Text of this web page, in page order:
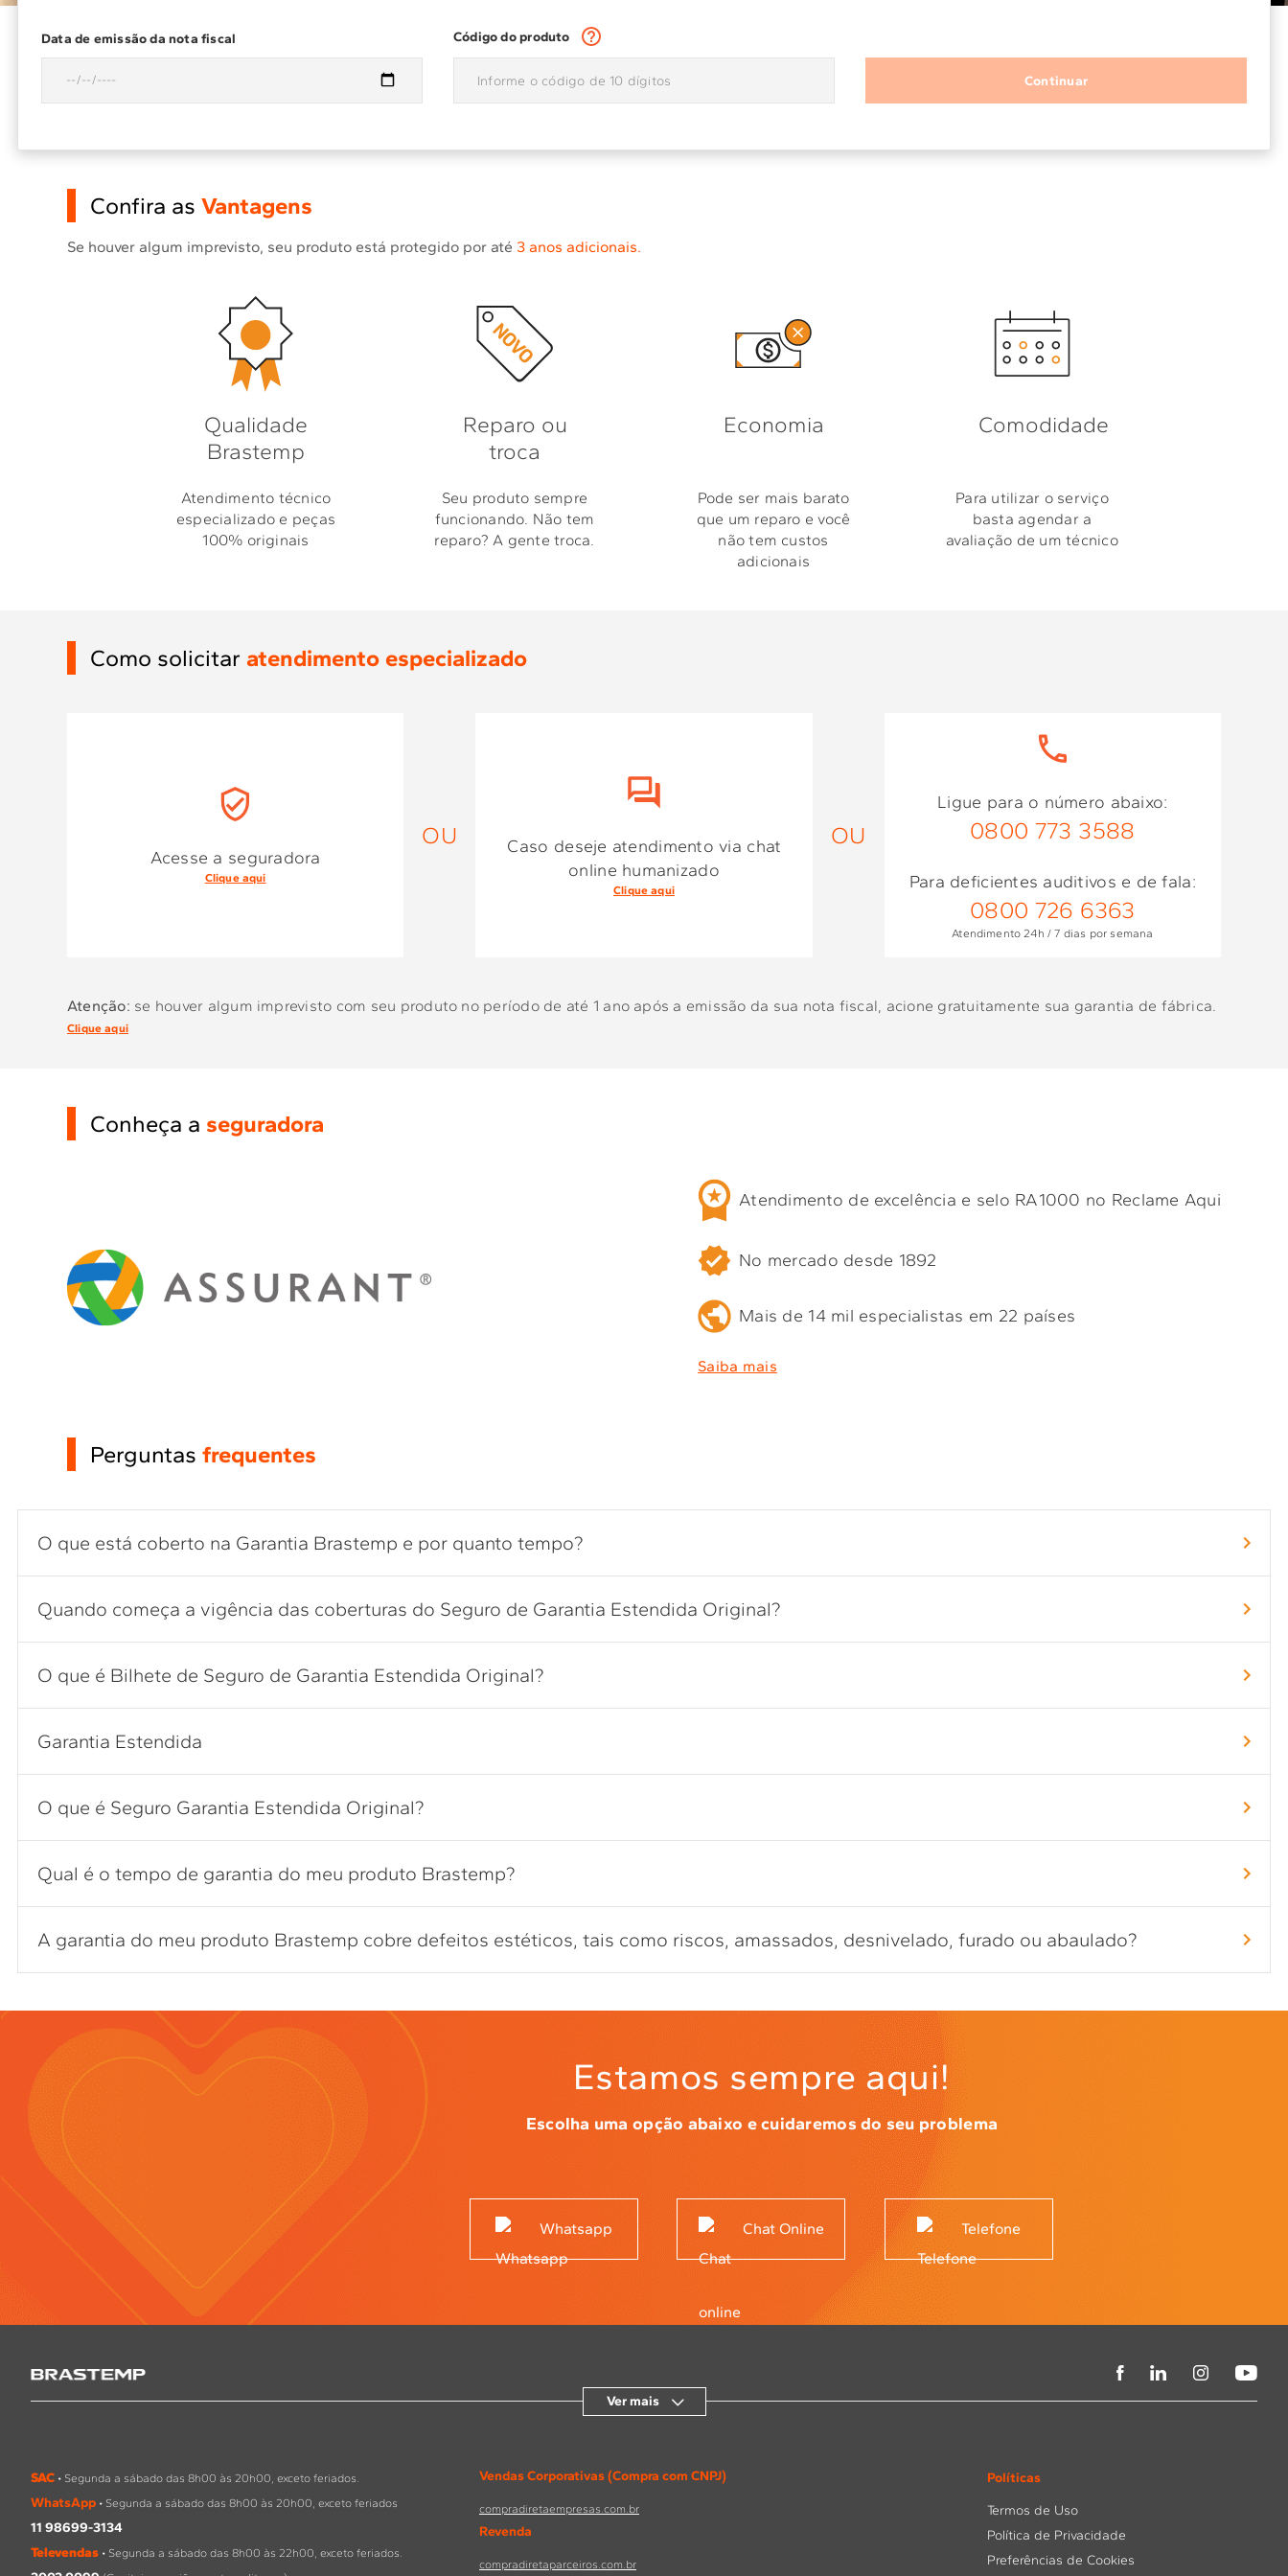
Data de emissão da nota fiscal Código do produto
Continuar
Confira as Vantagens
Se houver algum imprevisto, seu produto está protegido por até 3 anos adicionais.
Qualidade
Brastemp
Atendimento técnico
especializado e peças
100% originais
Reparo ou
troca
Seu produto sempre
funcionando. Não tem
reparo? A gente troca.
Economia
Pode ser mais barato
que um reparo e você
não tem custos
adicionais
Comodidade
Para utilizar o serviço
basta agendar a
avaliação de um técnico
Como solicitar atendimento especializado
Acesse a seguradora
Clique aqui
OU
Caso deseje atendimento via chat
online humanizado
Clique aqui
OU
Ligue para o número abaixo:
0800 773 3588
Para deficientes auditivos e de fala:
0800 726 6363
Atendimento 24h / 7 dias por semana
Atenção: se houver algum imprevisto com seu produto no período de até 1 ano após a emissão da sua nota fiscal, acione gratuitamente sua garantia de fábrica.
Clique aqui
Conheça a seguradora
Atendimento de excelência e selo RA1000 no Reclame Aqui
No mercado desde 1892
Mais de 14 mil especialistas em 22 países
Saiba mais
Perguntas frequentes
O que está coberto na Garantia Brastemp e por quanto tempo?
Quando começa a vigência das coberturas do Seguro de Garantia Estendida Original?
O que é Bilhete de Seguro de Garantia Estendida Original?
Garantia Estendida
O que é Seguro Garantia Estendida Original?
Qual é o tempo de garantia do meu produto Brastemp?
A garantia do meu produto Brastemp cobre defeitos estéticos, tais como riscos, amassados, desnivelado, furado ou abaulado?
Estamos sempre aqui!
Escolha uma opção abaixo e cuidaremos do seu problema
Whatsapp Chat Online Telefone
Ver mais
SAC • Segunda a sábado das 8h00 às 20h00, exceto feriados.
WhatsApp • Segunda a sábado das 8h00 às 20h00, exceto feriados
11 98699-3134
Televendas • Segunda a sábado das 8h00 às 22h00, exceto feriados.
Vendas Corporativas (Compra com CNPJ)
compradiretaempresas.com.br
Revenda
compradiretaparceiros.com.br
Políticas
Termos de Uso
Política de Privacidade
Preferências de Cookies